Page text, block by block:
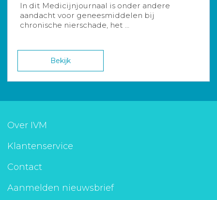
In dit Medicijnjournaal is onder andere
aandacht voor geneesmiddelen bij
chronische nierschade, het ...
Bekijk
Over IVM
Klantenservice
Contact
Aanmelden nieuwsbrief